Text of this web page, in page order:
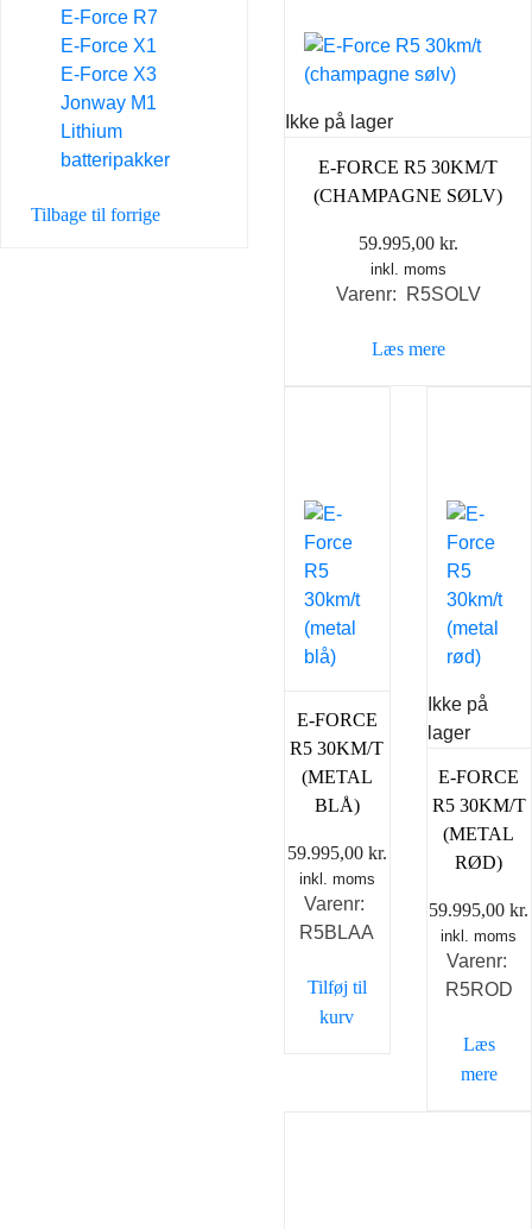
E-Force R7
E-Force X1
E-Force X3
Jonway M1
Lithium
batteripakker
Tilbage til forrige
Ikke på lager
E-FORCE R5 30KM/T
(CHAMPAGNE SØLV)
59.995,00 kr.
inkl. moms
Varenr: R5SOLV
Læs mere
E-FORCE
R5 30KM/T
(METAL
BLÅ)
59.995,00 kr.
inkl. moms
Varenr:
R5BLAA
Tilføj til
kurv
Ikke på
lager
E-FORCE
R5 30KM/T
(METAL
RØD)
59.995,00kr.
inkl. moms
Varenr:
R5ROD
Læs
mere